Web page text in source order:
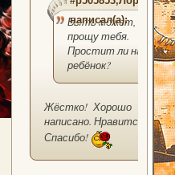
написал(а):
Быть может, я
прощу тебя.
Простит ли наш
ребёнок?
Жёстко! Хорошо
написано. Нравится!
Спасибо!